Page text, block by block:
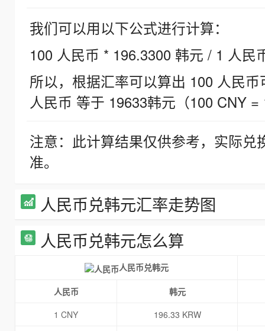
我们可以用以下公式进行计算：
100 人民币 * 196.3300 韩元 / 1 人民
所以，根据汇率可以算出 100 人民
人民币 等于 19633韩元（100 CNY =
注意：此计算结果仅供参考，实际
准。
人民币兑韩元汇率走势图
人民币兑韩元怎么算
人民币兑韩元
人民币
韩元
1 CNY
196.33 KRW